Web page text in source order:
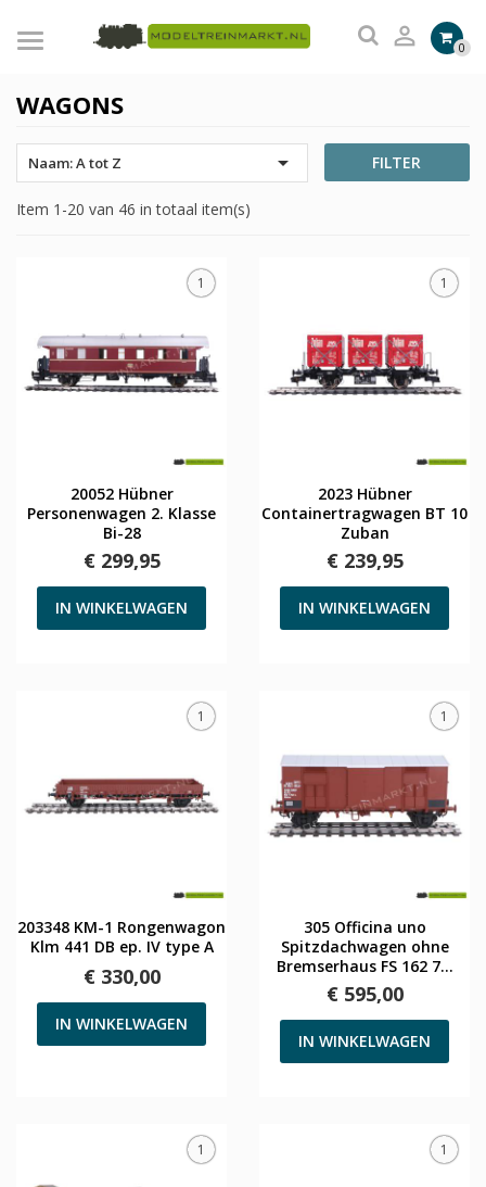
 0
WAGONS
Naam: A tot Z  FILTER
Item 1-20 van 46 in totaal item(s)
1
20052 Hübner
Personenwagen 2. Klasse
Bi-28
€ 299,95
IN WINKELWAGEN
1
2023 Hübner
Containertragwagen BT 10
Zuban
€ 239,95
IN WINKELWAGEN
1
203348 KM-1 Rongenwagon
Klm 441 DB ep. IV type A
€ 330,00
IN WINKELWAGEN
1
305 Officina uno
Spitzdachwagen ohne
Bremserhaus FS 162 7...
€ 595,00
IN WINKELWAGEN
1 1